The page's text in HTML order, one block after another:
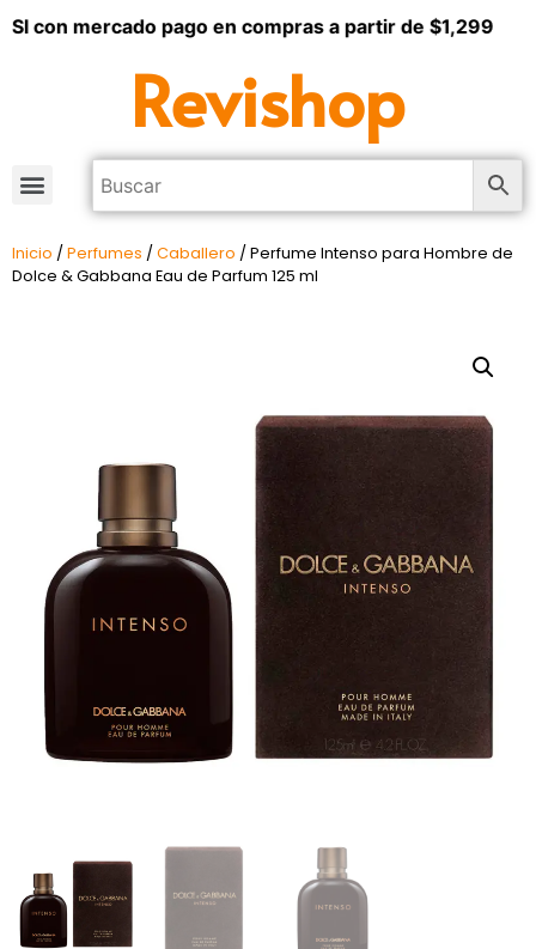
con mercado pago en compras a partir de $1,299
Revishop
Inicio / Perfumes / Caballero / Perfume Intenso para Hombre de
Dolce & Gabbana Eau de Parfum 125 ml